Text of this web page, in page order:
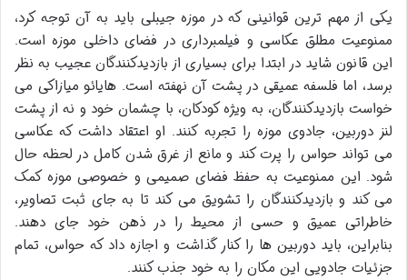
یکی از مهم ترین قوانینی که در موزه جیبلی باید به آن توجه کرد،
ممنوعیت مطلق عکاسی و فیلمبرداری در فضای داخلی موزه است.
این قانون شاید در ابتدا برای بسیاری از بازدیدکنندگان عجیب به نظر
برسد، اما فلسفه عمیقی در پشت آن نهفته است. هایائو میازاکی می
خواست بازدیدکنندگان، به ویژه کودکان، با چشمان خود و نه از پشت
لنز دوربین، جادوی موزه را تجربه کنند. او اعتقاد داشت که عکاسی
می تواند حواس را پرت کند و مانع از غرق شدن کامل در لحظه حال
شود. این ممنوعیت به حفظ فضای صمیمی و خصوصی موزه کمک
می کند و بازدیدکنندگان را تشویق می کند تا به جای ثبت تصاویر،
خاطراتی عمیق و حسی از محیط را در ذهن خود جای دهند.
بنابراین، باید دوربین ها را کنار گذاشت و اجازه داد که حواس، تمام
جزئیات جادویی این مکان را به خود جذب کنند.